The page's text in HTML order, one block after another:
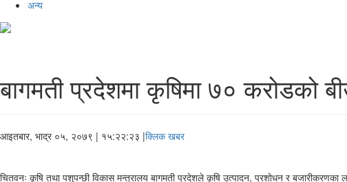
अन्य
बागमती प्रदेशमा कृषिमा ७० करोडको
आइतबार, भाद्र ०५, २०७९ | १५:२२:२३ |क्लिक खबर
चितवनः कृषि तथा पशुपन्छी विकास मन्त्रालय बागमती प्रदेशले कृषि उत्पादन, प्रशोधन र